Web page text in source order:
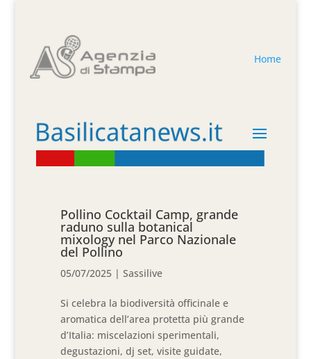
Home
Pollino Cocktail Camp, grande
raduno sulla botanical
mixology nel Parco Nazionale
del Pollino
05/07/2025 |Sassilive
Si celebra la biodiversità officinale e
aromatica dell’area protetta più grande
d’Italia: miscelazioni sperimentali,
degustazioni, dj set, visite guidate,